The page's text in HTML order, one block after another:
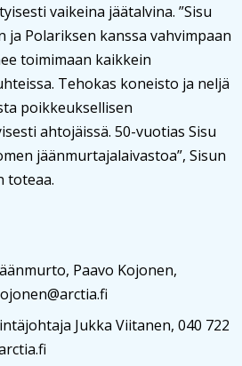
vaikeina jäätalvina. ”Sisu
ja Polariksen kanssa vahvimpaan
toimimaan kaikkein
Tehokas koneisto ja neljä
poikkeuksellisen
ahtojäissä. 50-vuotias Sisu
jäänmurtajalaivastoa”, Sisun
toteaa.
Paavo Kojonen,
Jukka Viitanen, 040 722